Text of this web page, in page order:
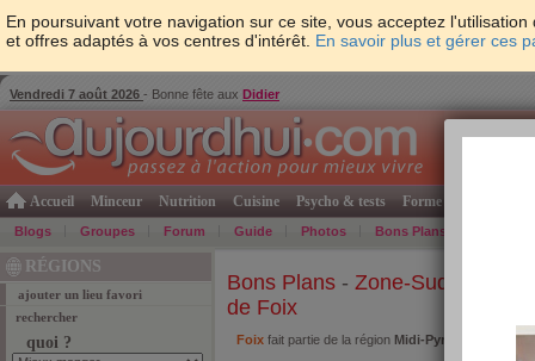
En poursuivant votre navigation sur ce site, vous acceptez
et offres adaptés à vos centres d'intérêt. En savoir plus et gérer ces
Vendredi 7 août 2026 - Bonne fête aux Didier
Accueil Minceur Nutrition Cuisine Psycho & tests Forme & santé
Blogs Groupes Forum Guide Photos Bons Plans
RÉGIONS
ajouter un lieu favori
rechercher
quoi ?
Bons Plans - Zone-Sud-Ouest
de Foix
Foix fait partie de la région Midi-Pyrénées .